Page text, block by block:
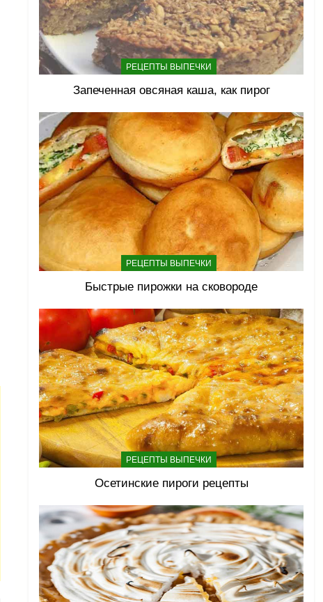
РЕЦЕПТЫ ВЫПЕЧКИ
Запеченная овсяная каша, как пирог
РЕЦЕПТЫ ВЫПЕЧКИ
Быстрые пирожки на сковороде
РЕЦЕПТЫ ВЫПЕЧКИ
Осетинские пироги рецепты